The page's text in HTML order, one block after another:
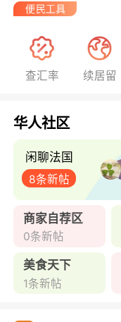
查汇率 续居留
华人社区
闲聊法国
8条新帖
商家自荐区
0条新帖
美食天下
1条新帖